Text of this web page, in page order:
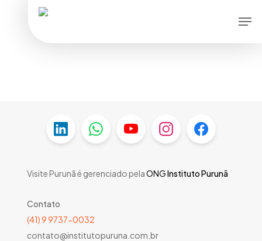
Visite Purunã é gerenciado pelaONGInstituto Purunã
Contato
(41) 9 9737-0032
contato@institutopuruna.com.br